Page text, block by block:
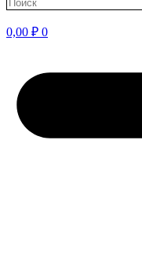
0,00 ₽ 0